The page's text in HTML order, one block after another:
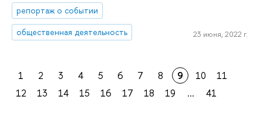
репортаж о событии
общественная деятельность
23 июня, 2022 г.
1 2 3 4 5 6 7 8 9 10
11
12
13 14 15 16 17 18 19 ... 41